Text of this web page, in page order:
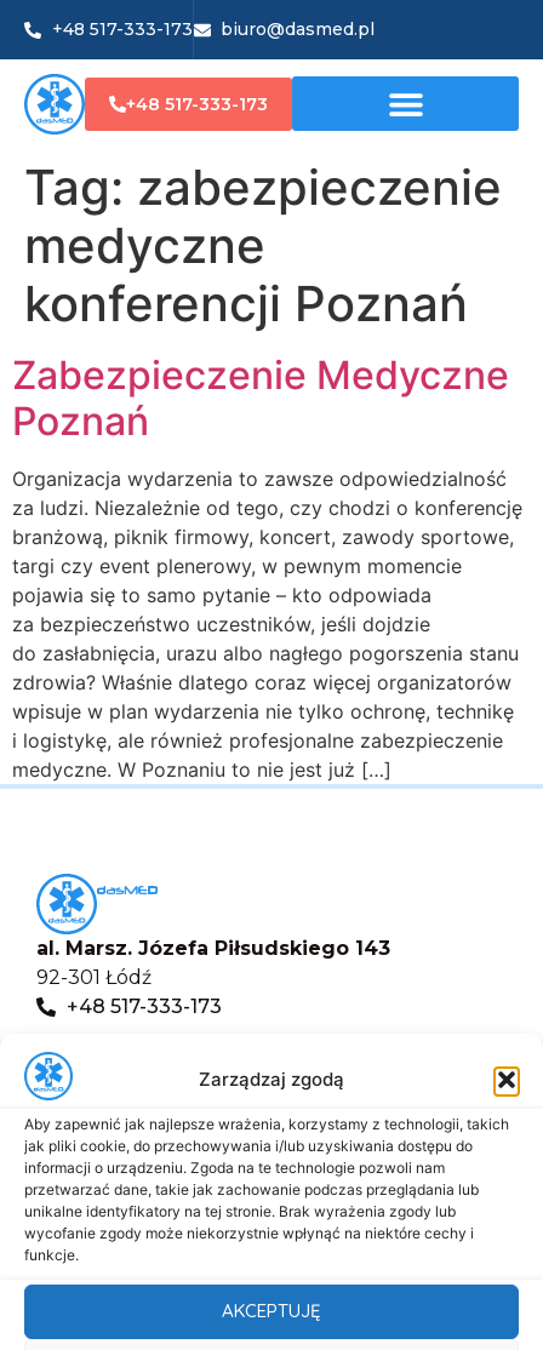
Zarządzaj zgodą
Aby zapewnić jak najlepsze wrażenia, korzystamy z technologii, takich
jak pliki cookie, do przechowywania i/lub uzyskiwania dostępu do
informacji o urządzeniu. Zgoda na te technologie pozwoli nam
przetwarzać dane, takie jak zachowanie podczas przeglądania lub
unikalne identyfikatory na tej stronie. Brak wyrażenia zgody lub
wycofanie zgody może niekorzystnie wpłynąć na niektóre cechy i
funkcje.
AKCEPTUJĘ
+48 517-333-173 biuro@dasmed.pl
+48 517-333-173
Tag: zabezpieczenie
medyczne
konferencji Poznań
Zabezpieczenie Medyczne
Poznań
Organizacja wydarzenia to zawsze odpowiedzialność
za ludzi. Niezależnie od tego, czy chodzi o konferencję
branżową, piknik firmowy, koncert, zawody sportowe,
targi czy event plenerowy, w pewnym momencie
pojawia się to samo pytanie – kto odpowiada
za bezpieczeństwo uczestników, jeśli dojdzie
do zasłabnięcia, urazu albo nagłego pogorszenia stanu
zdrowia? Właśnie dlatego coraz więcej organizatorów
wpisuje w plan wydarzenia nie tylko ochronę, technikę
i logistykę, ale również profesjonalne zabezpieczenie
medyczne. W Poznaniu to nie jest już […]
al. Marsz. Józefa Piłsudskiego 143
92-301 Łódź
+48 517-333-173
Menu
Start
O nas
Oferta
Cennik
Kontakt